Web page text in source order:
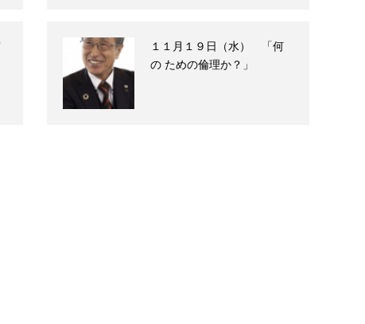
１１月１９日（水） 「何
の ための倫理か？」